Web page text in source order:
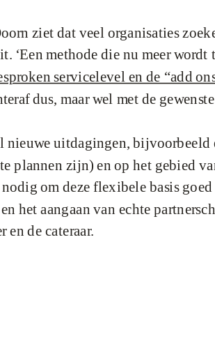
ziet dat veel organisaties
methode die nu meer wordt
servicelevel en de “add
dus, maar wel met de
nieuwe uitdagingen,
plannen zijn) en op het gebied
om deze flexibele basis
het aangaan van echte
en de cateraar.